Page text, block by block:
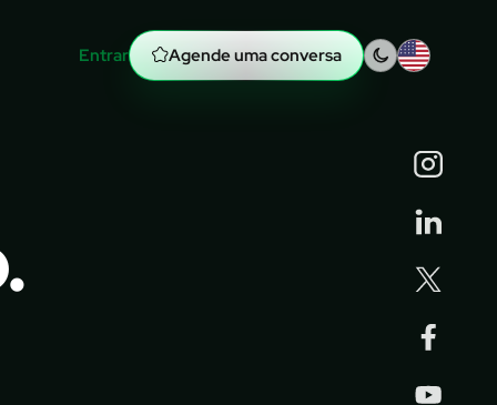
Entrarno Hub Wibx
Agende uma conversa